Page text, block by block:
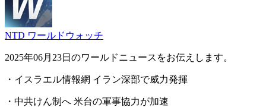
NTD ワールドウォッチ
2025年06月23日のワールドニュースをお伝えします。
・イスラエル情報網 イラン深部で威力発揮
・中共けん制へ 米台の軍事協力が加速